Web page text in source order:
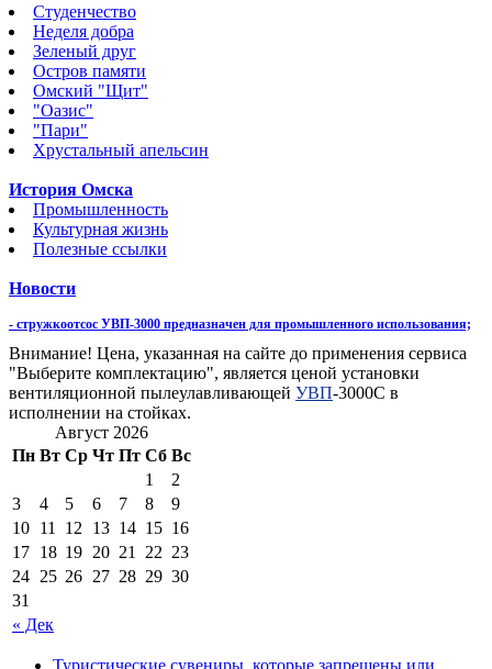
Студенчество
Неделя добра
Зеленый друг
Остров памяти
Омский "Щит"
"Оазис"
"Пари"
Хрустальный апельсин
История Омска
Промышленность
Культурная жизнь
Полезные ссылки
Новости
- стружкоотсос УВП-3000 предназначен для промышленного использования;
Внимание! Цена, указанная на сайте до применения сервиса
"Выберите комплектацию", является ценой установки
вентиляционной пылеулавливающей УВП-3000С в
исполнении на стойках.
Август 2026
Пн Вт Ср Чт Пт Сб Вс
« Дек
1
2
3
4 5 6 7 8
9
10 11 12 13 14 15 16
17 18 19 20 21 22 23
24 25 26 27 28 29 30
31
Туристические сувениры, которые запрещены или